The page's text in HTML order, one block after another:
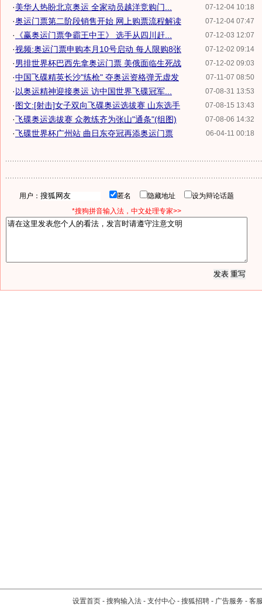
07-12-04 10:18
·美华人热盼北京奥运 全家动员越洋竞购门...
07-12-04 07:47
·奥运门票第二阶段销售开始 网上购票流程解读
07-12-03 12:07
· 《赢奥运门票争霸王中王》 选手从四川赶...
07-12-02 09:14
·视频:奥运门票申购本月10号启动 每人限购8张
07-12-02 09:03
·男排世界杯巴西先拿奥运门票 美俄面临生死战
07-11-07 08:50
·中国飞碟精英长沙"练枪" 夺奥运资格弹无虚发
07-08-31 13:53
· 以奥运精神迎接奥运 访中国世界飞碟冠军...
07-08-15 13:43
·图文:[射击]女子双向飞碟奥运选拔赛 山东选手
07-08-06 14:32
·飞碟奥运选拔赛 众教练齐为张山"通条"(组图)
06-04-11 00:18
·飞碟世界杯广州站 曲日东夺冠再添奥运门票
用户： 匿名 隐藏地址
设为辩论话题
*搜狗拼音输入法，中文处理专家>>
设置首页 - 搜狗输入法 - 支付中心 - 搜狐招聘 - 广告服务 - 客